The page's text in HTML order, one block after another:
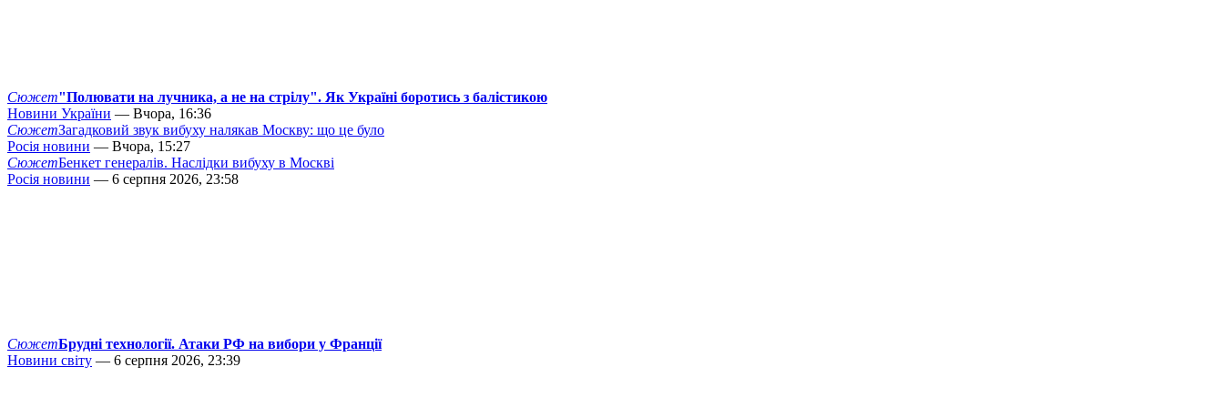
Сюжет"Полювати на лучника, а не на стрілу". Як Україні боротись з балістикою
Новини України — Вчора, 16:36
СюжетЗагадковий звук вибуху налякав Москву: що це було
Росія новини — Вчора, 15:27
СюжетБенкет генералів. Наслідки вибуху в Москві
Росія новини — 6 серпня 2026, 23:58
СюжетБрудні технології. Атаки РФ на вибори у Франції
Новини світу — 6 серпня 2026, 23:39